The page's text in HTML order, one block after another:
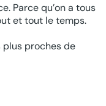
Parce qu’on a tous
et tout le temps.
plus proches de